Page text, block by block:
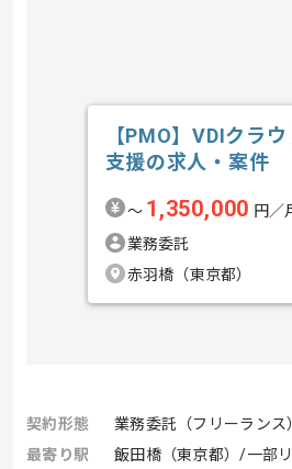
【PMO】VDIクラ
支援の求人・案件
〜 1,350,000 円／
業務委託
赤羽橋（東京都）
契約形態
業務委託（フリーランス
最寄り駅
飯田橋（東京都）/一部